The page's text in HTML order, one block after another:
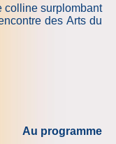
colline surplombant
des Arts du
Au programme